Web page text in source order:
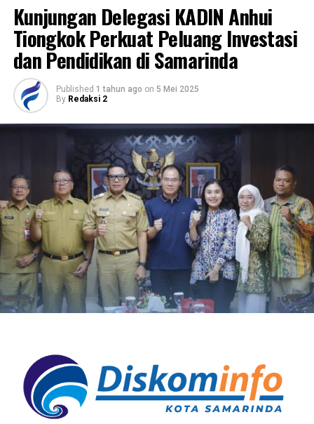
Kunjungan Delegasi KADIN Anhui
Tiongkok Perkuat Peluang Investasi
dan Pendidikan di Samarinda
Published 1 tahun ago on 5 Mei 2025
By Redaksi 2